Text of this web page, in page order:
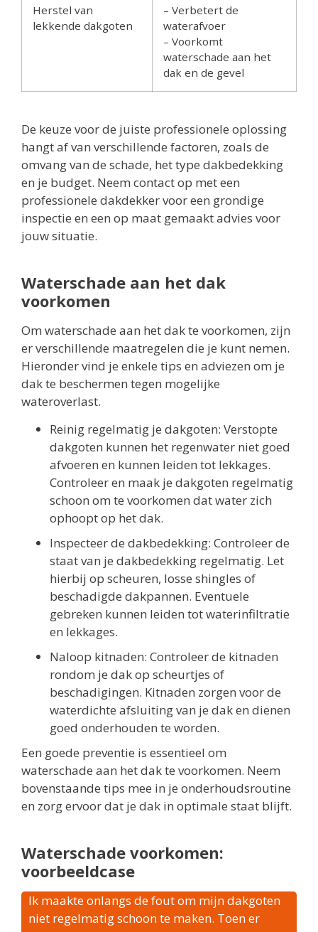
Herstel van
lekkende dakgoten
– Verbetert de
waterafvoer
– Voorkomt
waterschade aan het
dak en de gevel
De keuze voor de juiste professionele oplossing
hangt af van verschillende factoren, zoals de
omvang van de schade, het type dakbedekking
en je budget. Neem contact op met een
professionele dakdekker voor een grondige
inspectie en een op maat gemaakt advies voor
jouw situatie.
Waterschade aan het dak
voorkomen
Om waterschade aan het dak te voorkomen, zijn
er verschillende maatregelen die je kunt nemen.
Hieronder vind je enkele tips en adviezen om je
dak te beschermen tegen mogelijke
wateroverlast.
Reinig regelmatig je dakgoten: Verstopte
dakgoten kunnen het regenwater niet goed
afvoeren en kunnen leiden tot lekkages.
Controleer en maak je dakgoten regelmatig
schoon om te voorkomen dat water zich
ophoopt op het dak.
Inspecteer de dakbedekking: Controleer de
staat van je dakbedekking regelmatig. Let
hierbij op scheuren, losse shingles of
beschadigde dakpannen. Eventuele
gebreken kunnen leiden tot waterinfiltratie
en lekkages.
Naloop kitnaden: Controleer de kitnaden
rondom je dak op scheurtjes of
beschadigingen. Kitnaden zorgen voor de
waterdichte afsluiting van je dak en dienen
goed onderhouden te worden.
Een goede preventie is essentieel om
waterschade aan het dak te voorkomen. Neem
bovenstaande tips mee in je onderhoudsroutine
en zorg ervoor dat je dak in optimale staat blijft.
Waterschade voorkomen:
voorbeeldcase
Ik maakte onlangs de fout om mijn dakgoten
niet regelmatig schoon te maken. Toen er